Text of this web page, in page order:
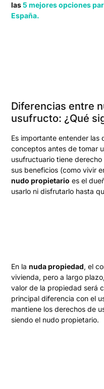
las5 mejores opciones
España.
Diferencias entre
usufructo: ¿Qué
Es importante entender las
conceptos antes de tomar
usufructuario tiene
sus beneficios (como vivir
nudo propietario es el
usarlo ni disfrutarlo hasta
En lanuda propiedad, el
vivienda, pero a largo
valor de la propiedad será
principal diferencia con el
mantiene los derechos de
siendo el nudo propietario.